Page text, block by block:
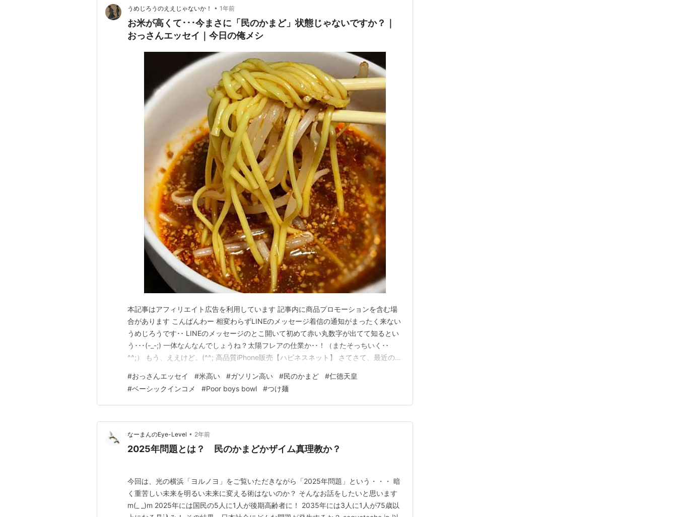
うめじろうのええじゃないか！ • 1年前
お米が高くて･･･今まさに「民のかまど」状態じゃないですか？｜
おっさんエッセイ｜今日の俺メシ
本記事はアフィリエイト広告を利用しています 記事内に商品プロモーションを含む場
合があります こんばんわー 相変わらずLINEのメッセージ着信の通知がまったく来ない
うめじろうです･･ LINEのメッセージのとこ開いて初めて赤い丸数字が出てて知るとい
う･･･(-_-;) 一体なんなんでしょうね？太陽フレアの仕業か･･！（またそっちいく･･
^^;） もう、ええけど。(^^; 高品質iPhone販売【ハピネスネット】 さてさて、最近のお
ガソリンと同じように見えてしまうのは私だけでしょうか･･(~_~;) ガソ…
#おっさんエッセイ #米高い #ガソリン高い #民のかまど #仁徳天皇
#ベーシックインコメ #Poor boys bowl #つけ麺
なーまんのEye-Level • 2年前
2025年問題とは？ 民のかまどかザイム真理教か？
今回は、光の横浜「ヨルノヨ」をご覧いただきながら「2025年問題」という・・・ 暗
く重苦しい未来を明るい未来に変える術はないのか？ そんなお話をしたいと思います
m(_ _)m 2025年には国民の5人に1人が後期高齢者に！ 2035年には3人に1人が75歳以